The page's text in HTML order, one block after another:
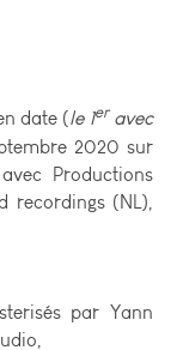
date (le 1er avec
2020 sur
Productions
recordings (NL),
par Yann